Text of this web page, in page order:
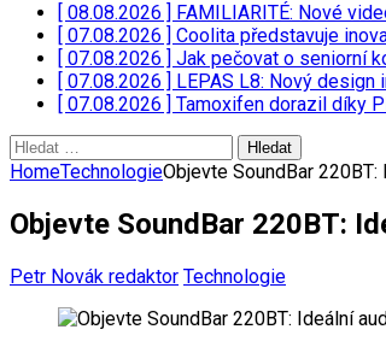
[ 08.08.2026 ] FAMILIARITÉ: Nové
[ 07.08.2026 ] Coolita představuje
[ 07.08.2026 ] Jak pečovat o seniorní
[ 07.08.2026 ] LEPAS L8: Nový
[ 07.08.2026 ] Tamoxifen dorazil díky
Vyhledávání
HomeTechnologieObjevte SoundBar
Objevte SoundBar 220BT:
Petr Novák redaktor Technologie